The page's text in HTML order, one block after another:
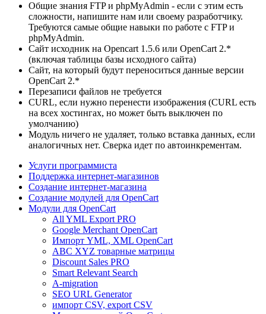
Общие знания FTP и phpMyAdmin - если с этим есть
сложности, напишите нам или своему разработчику.
Требуются самые общие навыки по работе с FTP и
phpMyAdmin.
Сайт исходник на Opencart 1.5.6 или OpenCart 2.*
(включая таблицы базы исходного сайта)
Сайт, на который будут переноситься данные версии
OpenCart 2.*
Перезаписи файлов не требуется
CURL, если нужно перенести изображения (CURL есть
на всех хостингах, но может быть выключен по
умолчанию)
Модуль ничего не удаляет, только вставка данных, если
аналогичных нет. Сверка идет по автоинкрементам.
Услуги программиста
Поддержка интернет-магазинов
Создание интернет-магазина
Создание модулей для OpenCart
Модули для OpenCart
All YML Export PRO
Google Merchant OpenCart
Импорт YML, XML OpenCart
ABC XYZ товарные матрицы
Discount Sales PRO
Smart Relevant Search
A-migration
SEO URL Generator
импорт CSV, export CSV